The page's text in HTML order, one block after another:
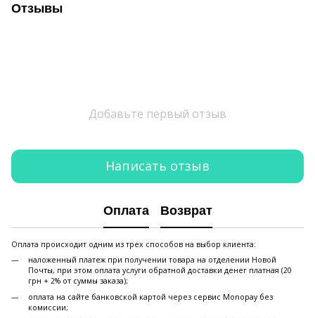
Отзывы
Добавьте первый отзыв
Написать отзыв
Оплата Возврат
Оплата происходит одним из трех способов на выбор клиента:
наложенный платеж при получении товара на отделении Новой
Почты, при этом оплата услуги обратной доставки денег платная (20
грн + 2% от суммы заказа);
оплата на сайте банковской картой через сервис Monopay без
комиссии;